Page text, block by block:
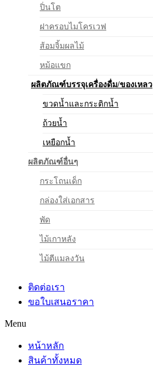
ปิ่นโต
ฝาครอบไมโครเวฟ
ส้อมจิ้มผลไม้
หม้อแขก
ผลิตภัณฑ์บรรจุเครื่องดื่ม/ของเหลว
ขวดน้ำและกระติกน้ำ
ถ้วยน้ำ
เหยือกน้ำ
ผลิตภัณฑ์อื่นๆ
กระโถนเด็ก
กล่องใส่เอกสาร
พัด
ไม้เกาหลัง
ไม้ตีแมลงวัน
ติดต่อเรา
ขอใบเสนอราคา
Menu
หน้าหลัก
สินค้าทั้งหมด